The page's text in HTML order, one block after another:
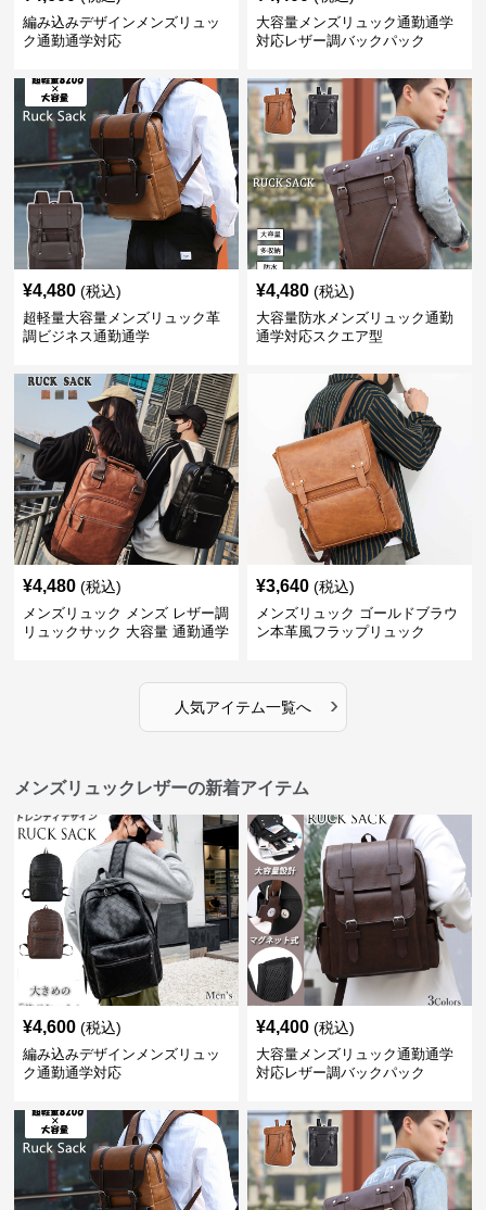
編み込みデザインメンズリュッ
ク通勤通学対応
大容量メンズリュック通勤通学
対応レザー調バックパック
¥4,480 (税込)
超軽量大容量メンズリュック革
調ビジネス通勤通学
¥4,480 (税込)
大容量防水メンズリュック通勤
通学対応スクエア型
¥4,480 (税込)
メンズリュック メンズ レザー調
リュックサック 大容量 通勤通学
¥3,640 (税込)
メンズリュック ゴールドブラウ
ン本革風フラップリュック
人気アイテム一覧へ ›
メンズリュックレザーの新着アイテム
¥4,600 (税込)
編み込みデザインメンズリュッ
ク通勤通学対応
¥4,400 (税込)
大容量メンズリュック通勤通学
対応レザー調バックパック